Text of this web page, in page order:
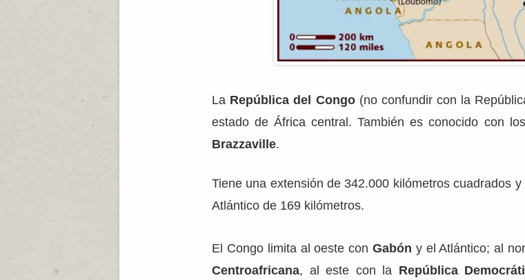
La República del Congo(no confundir con la
estado de África central. También es conocido con
Brazzaville.
Tiene una extensión de 342.000 kilómetros cuadrados
Atlántico de 169 kilómetros.
El Congo limita al oeste con Gabón y el Atlántico; al
Centroafricana, al este con la República